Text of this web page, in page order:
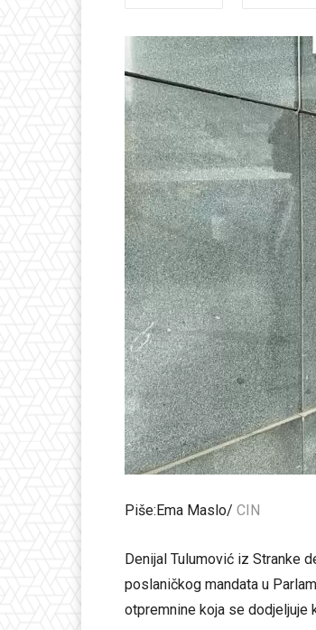
Piše:Ema Maslo/ CIN
Denijal Tulumović iz Stranke
poslaničkog mandata u
otpremnine koja se dodjeljuje